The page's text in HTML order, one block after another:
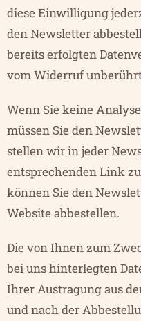
diese Einwilligung
den Newsletter
bereits erfolgten
vom Widerruf
Wenn Sie keine
müssen Sie den
stellen wir in jeder
entsprechenden Link
können Sie den
Website abbestellen.
Die von Ihnen zum
bei uns hinterlegten
Ihrer Austragung aus
und nach der